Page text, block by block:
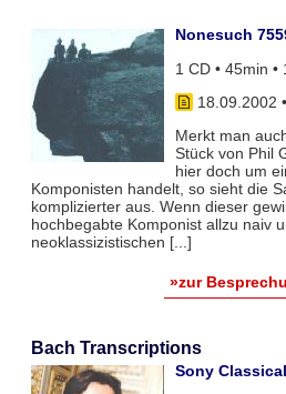
Nonesuch
1 CD • 45min •
18.09.2002 •
Merkt man
Stück von Phil
hier doch um
Komponisten handelt, so sieht die
komplizierter aus. Wenn dieser
hochbegabte Komponist allzu naiv
neoklassizistischen [...]
»zur
Bach Transcriptions
Sony